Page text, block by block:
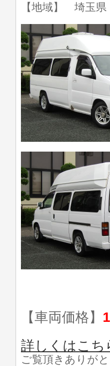
【地域】 埼玉県
【車両価格】
詳しくはこち
ご覧頂きありが